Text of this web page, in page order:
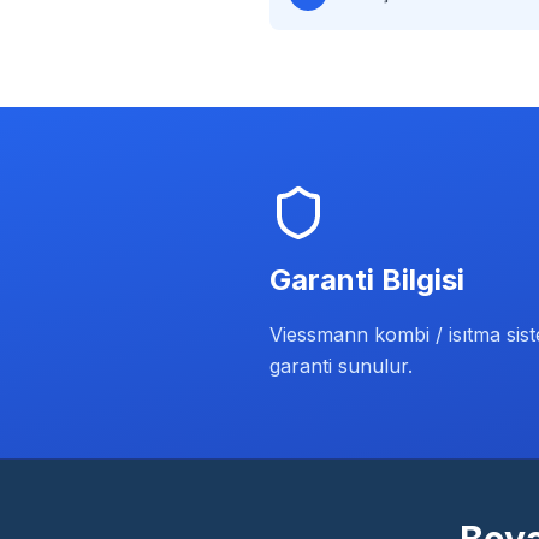
Garanti Bilgisi
Viessmann kombi / isıtma
garanti sunulur.